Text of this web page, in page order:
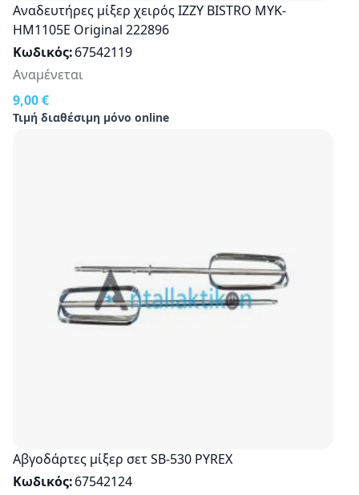
Αναδευτήρες μίξερ χειρός IZZY BISTRO MYK-
HM1105E Original 222896
Κωδικός 67542119
9,00 €
Τιμή διαθέσιμη μόνο online
Αναμένεται
Αβγοδάρτες μίξερ σετ SB-530 PYREX
Κωδικός 67542124